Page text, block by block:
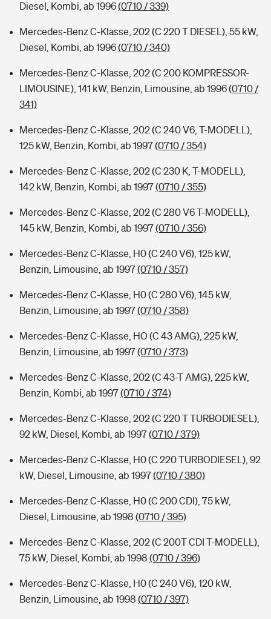
Diesel, Kombi, ab 1996(0710 / 339)
Mercedes-Benz C-Klasse, 202 (C 220 T DIESEL), 55 kW,
Diesel, Kombi, ab 1996(0710 / 340)
Mercedes-Benz C-Klasse, 202 (C 200 KOMPRESSOR-
LIMOUSINE), 141 kW, Benzin, Limousine, ab 1996(0710 /
341)
Mercedes-Benz C-Klasse, 202 (C 240 V6, T-MODELL),
125 kW, Benzin, Kombi, ab 1997(0710 / 354)
Mercedes-Benz C-Klasse, 202 (C 230 K, T-MODELL),
142 kW, Benzin, Kombi, ab 1997(0710 / 355)
Mercedes-Benz C-Klasse, 202 (C 280 V6 T-MODELL),
145 kW, Benzin, Kombi, ab 1997(0710 / 356)
Mercedes-Benz C-Klasse, H0 (C 240 V6), 125 kW,
Benzin, Limousine, ab 1997(0710 / 357)
Mercedes-Benz C-Klasse, H0 (C 280 V6), 145 kW,
Benzin, Limousine, ab 1997(0710 / 358)
Mercedes-Benz C-Klasse, HO (C 43 AMG), 225 kW,
Benzin, Limousine, ab 1997(0710 / 373)
Mercedes-Benz C-Klasse, 202 (C 43-T AMG), 225 kW,
Benzin, Kombi, ab 1997(0710 / 374)
Mercedes-Benz C-Klasse, 202 (C 220 T TURBODIESEL),
92 kW, Diesel, Kombi, ab 1997(0710 / 379)
Mercedes-Benz C-Klasse, H0 (C 220 TURBODIESEL), 92
kW, Diesel, Limousine, ab 1997(0710 / 380)
Mercedes-Benz C-Klasse, H0 (C 200 CDI), 75 kW,
Diesel, Limousine, ab 1998 (0710 / 395)
Mercedes-Benz C-Klasse, 202 (C 200T CDI T-MODELL),
75 kW, Diesel, Kombi, ab 1998 (0710 / 396)
Mercedes-Benz C-Klasse, H0 (C 240 V6), 120 kW,
Benzin, Limousine, ab 1998 (0710 / 397)